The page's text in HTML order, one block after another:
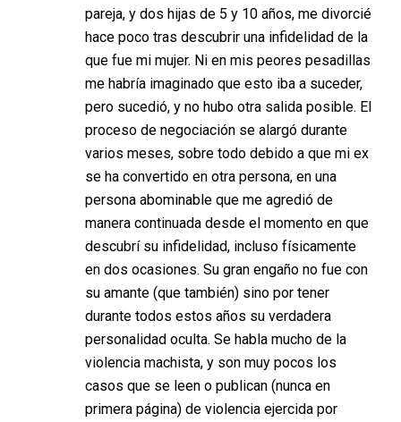
pareja, y dos hijas de 5 y 10 años, me divorcié
hace poco tras descubrir una infidelidad de la
que fue mi mujer. Ni en mis peores pesadillas
me habría imaginado que esto iba a suceder,
pero sucedió, y no hubo otra salida posible. El
proceso de negociación se alargó durante
varios meses, sobre todo debido a que mi ex
se ha convertido en otra persona, en una
persona abominable que me agredió de
manera continuada desde el momento en que
descubrí su infidelidad, incluso físicamente
en dos ocasiones. Su gran engaño no fue con
su amante (que también) sino por tener
durante todos estos años su verdadera
personalidad oculta. Se habla mucho de la
violencia machista, y son muy pocos los
casos que se leen o publican (nunca en
primera página) de violencia ejercida por